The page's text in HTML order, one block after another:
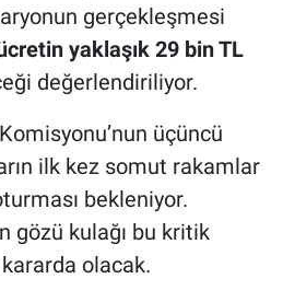
gerçekleşmesi
yaklaşık 29 bin TL
değerlendiriliyor.
üçüncü
ilk kez somut rakamlar
bekleniyor.
gözü kulağı bu kritik
olacak.